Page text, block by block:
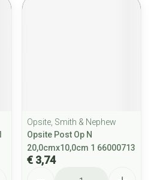
Opsite, Smith & Nephew
Opsite Post Op N
20,0cmx10,0cm 1 66000713
€ 3,74